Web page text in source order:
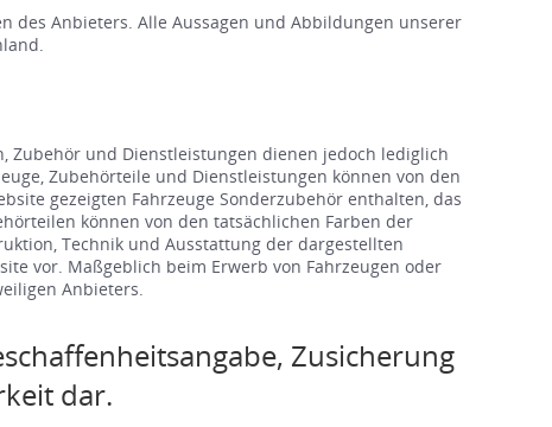
des Anbieters. Alle Aussagen und Abbildungen unserer
Zubehör und Dienstleistungen dienen jedoch lediglich
Zubehörteile und Dienstleistungen können von den
gezeigten Fahrzeuge Sonderzubehör enthalten, das
können von den tatsächlichen Farben der
Technik und Ausstattung der dargestellten
vor. Maßgeblich beim Erwerb von Fahrzeugen oder
Anbieters.
Zusicherung
dar.